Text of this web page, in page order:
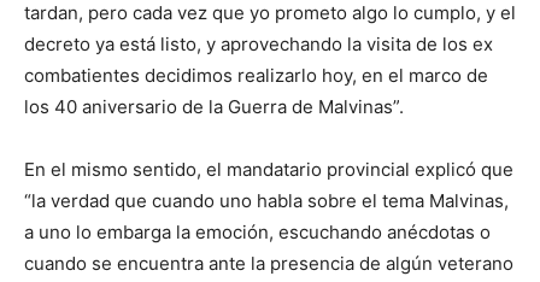
tardan, pero cada vez que yo prometo algo lo cumplo, y el
decreto ya está listo, y aprovechando la visita de los ex
combatientes decidimos realizarlo hoy, en el marco de
los 40 aniversario de la Guerra de Malvinas”.
En el mismo sentido, el mandatario provincial explicó que
“la verdad que cuando uno habla sobre el tema Malvinas,
a uno lo embarga la emoción, escuchando anécdotas o
cuando se encuentra ante la presencia de algún veterano